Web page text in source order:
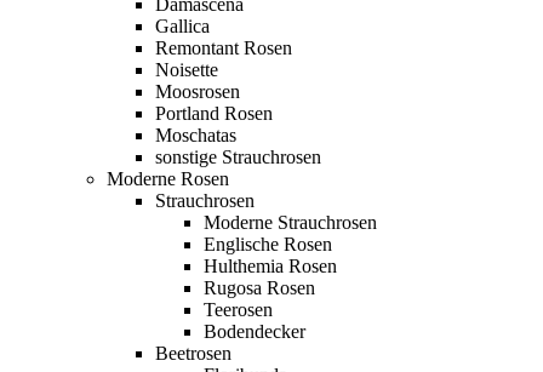
Damascena
Gallica
Remontant Rosen
Noisette
Moosrosen
Portland Rosen
Moschatas
sonstige Strauchrosen
Moderne Rosen
Strauchrosen
Moderne Strauchrosen
Englische Rosen
Hulthemia Rosen
Rugosa Rosen
Teerosen
Bodendecker
Beetrosen